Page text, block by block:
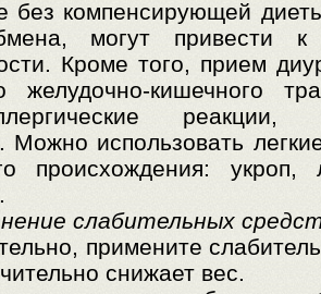
без компенсирующей
могут привести к
Кроме того, прием
желудочно-кишечного
реакции,
Можно использовать
происхождения:
слабительных
примените
снижает вес.